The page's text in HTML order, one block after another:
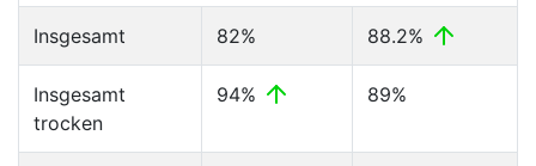
Insgesamt 82% 88.2%
Insgesamt
trocken
94% 89%